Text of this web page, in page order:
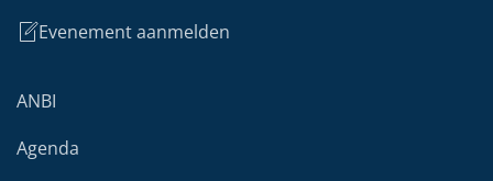
Evenement aanmelden
ANBI
Agenda